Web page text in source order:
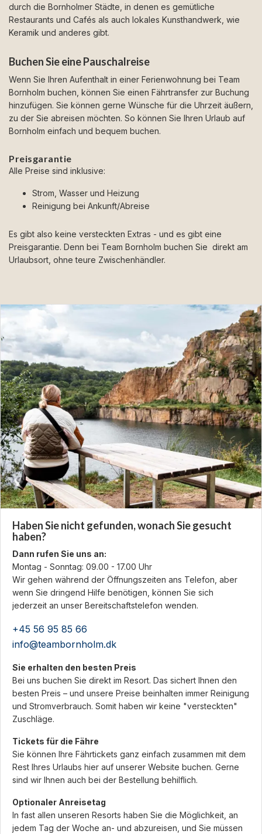
durch die Bornholmer Städte, in denen es gemütliche
Restaurants und Cafés als auch lokales Kunsthandwerk, wie
Keramik und anderes gibt.
Buchen Sie eine Pauschalreise
Wenn Sie Ihren Aufenthalt in einer Ferienwohnung bei Team
Bornholm buchen, können Sie einen Fährtransfer zur Buchung
hinzufügen. Sie können gerne Wünsche für die Uhrzeit äußern,
zu der Sie abreisen möchten. So können Sie Ihren Urlaub auf
Bornholm einfach und bequem buchen.
Preisgarantie
Alle Preise sind inklusive:
Strom, Wasser und Heizung
Reinigung bei Ankunft/Abreise
Es gibt also keine versteckten Extras - und es gibt eine
Preisgarantie. Denn bei Team Bornholm buchen Sie direkt am
Urlaubsort, ohne teure Zwischenhändler.
Haben Sie nicht gefunden, wonach Sie gesucht
haben?
Dann rufen Sie uns an:
Montag - Sonntag: 09.00 - 17.00 Uhr
Wir gehen während der Öffnungszeiten ans Telefon, aber
wenn Sie dringend Hilfe benötigen, können Sie sich
jederzeit an unser Bereitschaftstelefon wenden.
+45 56 95 85 66
info@teambornholm.dk
Sie erhalten den besten Preis
Bei uns buchen Sie direkt im Resort. Das sichert Ihnen den
besten Preis – und unsere Preise beinhalten immer Reinigung
und Stromverbrauch. Somit haben wir keine "versteckten"
Zuschläge.
Tickets für die Fähre
Sie können Ihre Fährtickets ganz einfach zusammen mit dem
Rest Ihres Urlaubs hier auf unserer Website buchen. Gerne
sind wir Ihnen auch bei der Bestellung behilflich.
Optionaler Anreisetag
In fast allen unseren Resorts haben Sie die Möglichkeit, an
jedem Tag der Woche an- und abzureisen, und Sie müssen